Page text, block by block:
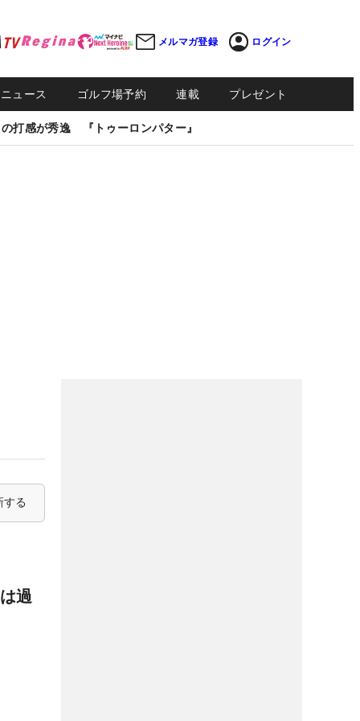
メルマガ登録 ログイン
ュース ゴルフ場予約 連載 プレゼント
打感が秀逸 『トゥーロンパター』
する
過